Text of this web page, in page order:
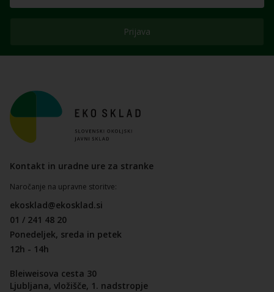
Prijava
Kontakt in uradne ure za stranke
Naročanje na upravne storitve:
ekosklad@ekosklad.si
01 / 241 48 20
Ponedeljek, sreda in petek
12h - 14h
Bleiweisova cesta 30
Ljubljana, vložišče, 1. nadstropje